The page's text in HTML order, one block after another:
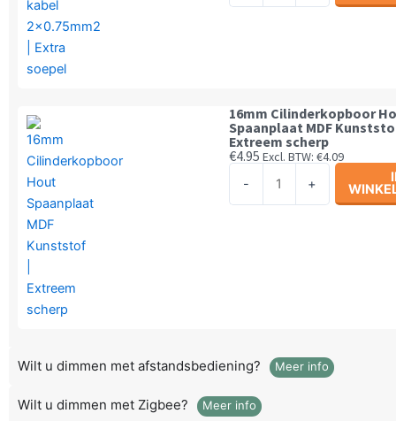
soepel
aantal
16mm Cilinderkopboor
Spaanplaat MDF
Extreem scherp
€4.95 Excl. BTW: €4.09
-
aantal
+
Wilt u dimmen met afstandsbediening? Meer info
Wilt u dimmen met Zigbee? Meer info